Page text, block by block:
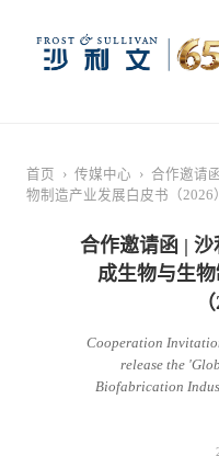
洞察
行业研究
企业研究
数字基础设施
首页 › 传媒中心 › 合作邀请
物制造产业发展白皮书（2026
合作邀请函 |
成生物与生
Cooperation
release the
Biofabrication